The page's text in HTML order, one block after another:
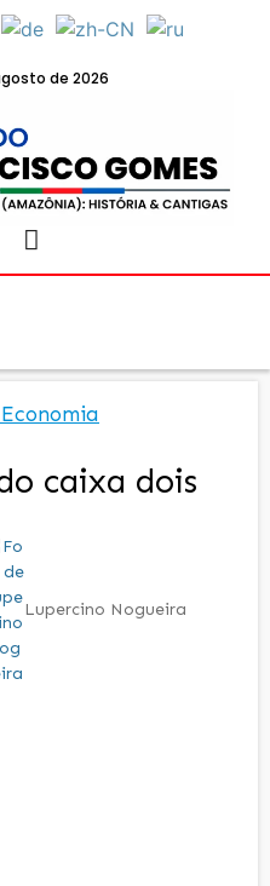
de 2026
caixa dois
Lupercino Nogueira